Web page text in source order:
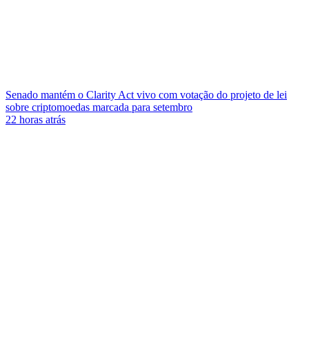
Senado mantém o Clarity Act vivo com votação do projeto de lei
sobre criptomoedas marcada para setembro
22 horas atrás